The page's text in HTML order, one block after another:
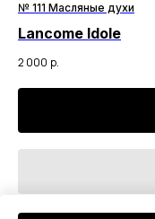
№ 111 Масляные духи
Lancome Idole
2 000 р.